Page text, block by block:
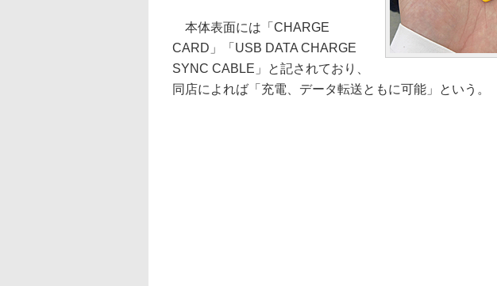
本体表面には「CHARGE
CARD」「USB DATA CHARGE
SYNC CABLE」と記されており、
同店によれば「充電、データ転送ともに可能」という。